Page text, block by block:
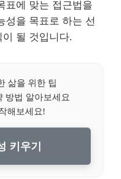
표에 맞는 접근법을
성을 목표로 하는 선
될 것입니다.
삶을 위한 팁
방법 알아보세요
해보세요!
키우기